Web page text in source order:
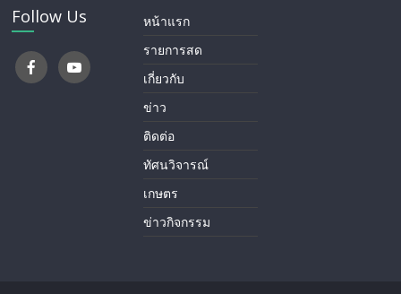
Follow Us
หน้าแรก
รายการสด
เกี่ยวกับ
ข่าว
ติดต่อ
ทัศนวิจารณ์
เกษตร
ข่าวกิจกรรม